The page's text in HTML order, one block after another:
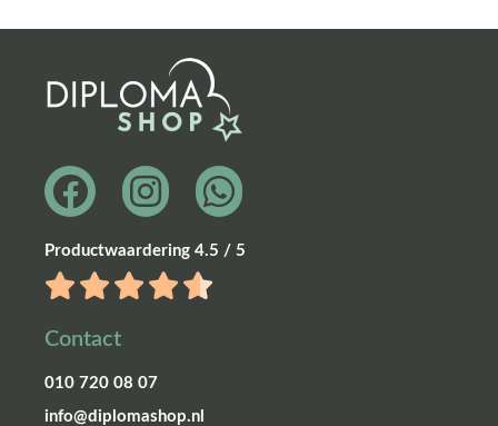
Productwaardering 4.5 / 5
Contact
010 720 08 07
info@diplomashop.nl